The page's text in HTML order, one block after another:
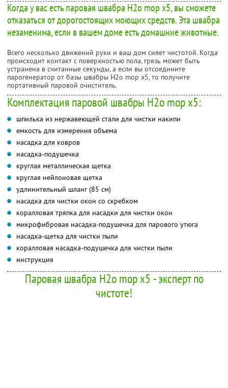
Когда у вас есть паровая швабра H2o mop x5, вы сможете
отказаться от дорогостоящих моющих средств. Эта швабра
незаменима, если в вашем доме есть домашние животные.
Всего несколько движений руки и ваш дом сияет чистотой. Когда
происходит контакт с поверхностью пола, грязь может быть
устранена в считанные секунды, а если вы отсоедините
парогенератор от базы швабры H2o mop x5, то получите
портативный паровой очиститель.
Комплектация паровой швабры H2o mop x5:
шпилька из нержавеющей стали для чистки накипи
емкость для измерения объема
насадка для ковров
насадка-подушечка
круглая металлическая щетка
круглая нейлоновая щетка
удлинительный шланг (85 см)
насадка для чистки окон со скребком
коралловая тряпка для насадки для чистки окон
микрофибровая насадка-подушечка для парового утюга
насадка-щетка для чистки пыли
коралловая насадка-подушечка для чистки пыли
инструкция
Паровая швабра H2o mop x5 - эксперт по
чистоте!